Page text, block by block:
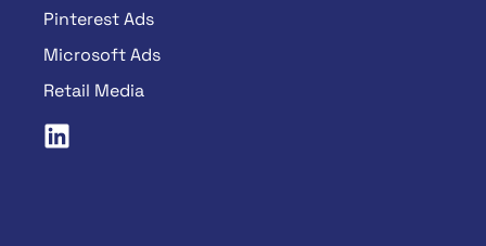
Pinterest Ads
Microsoft Ads
Retail Media